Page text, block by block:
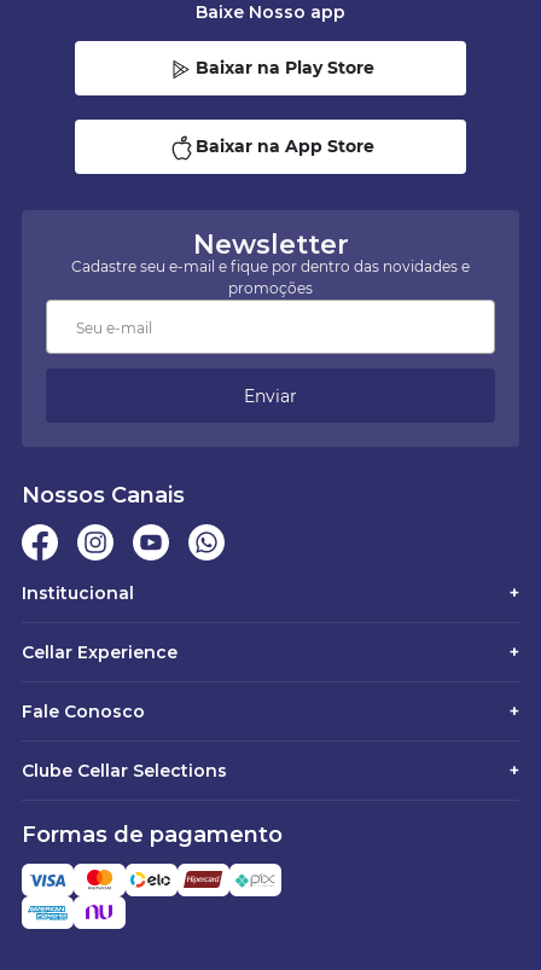
Newsletter
Cadastre seu e-mail e fique por dentro das novidades e
promoções
Enviar
Baixe Nosso app
Baixar na Play Store
Baixar na App Store
Nossos Canais
Institucional +
Cellar Experience +
Fale Conosco +
Clube Cellar Selections +
Formas de pagamento